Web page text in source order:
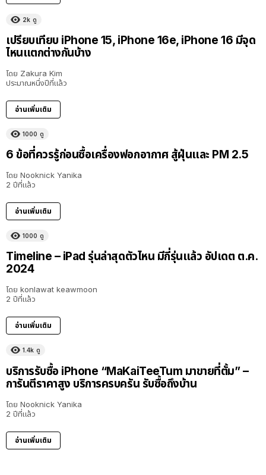
2k ดู
เปรียบเทียบ iPhone 15, iPhone 16e, iPhone 16 มีจุด
ไหนแตกต่างกันบ้าง
โดย Zakura Kim
ประมาณหนึ่งปีที่แล้ว
อ่านเพิ่มเติม
1000 ดู
6 ข้อที่ควรรู้ก่อนซื้อเครื่องฟอกอากาศ สู้ฝุ่นและ PM 2.5
โดย Nooknick Yanika
2 ปีที่แล้ว
อ่านเพิ่มเติม
1000 ดู
Timeline – iPad รุ่นล่าสุดตัวไหน มีกี่รุ่นแล้ว อัปเดต ต.ค.
2024
โดย konlawat keawmoon
2 ปีที่แล้ว
อ่านเพิ่มเติม
1.4k ดู
บริการรับซื้อ iPhone “MaKaiTeeTum มาขายที่ตั้ม” –
การันตีราคาสูง บริการครบครัน รับซื้อถึงบ้าน
โดย Nooknick Yanika
2 ปีที่แล้ว
อ่านเพิ่มเติม